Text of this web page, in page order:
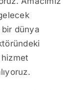
dünya